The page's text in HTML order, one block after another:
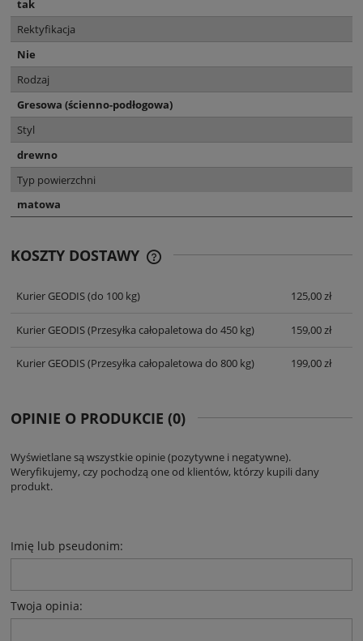
tak
Rektyfikacja
Nie
Rodzaj
Gresowa (ścienno-podłogowa)
Styl
drewno
Typ powierzchni
matowa
KOSZTY DOSTAWY
Kurier GEODIS(do 100 kg) 125,00 zł
Kurier GEODIS(Przesyłka całopaletowa do 450 kg) 159,00 zł
Kurier GEODIS(Przesyłka całopaletowa do 800 kg) 199,00 zł
OPINIE O PRODUKCIE (0)
Wyświetlane są wszystkie opinie (pozytywne i negatywne).
Weryfikujemy, czy pochodzą one od klientów, którzy kupili dany
produkt.
Imię lub pseudonim:
Twoja opinia: